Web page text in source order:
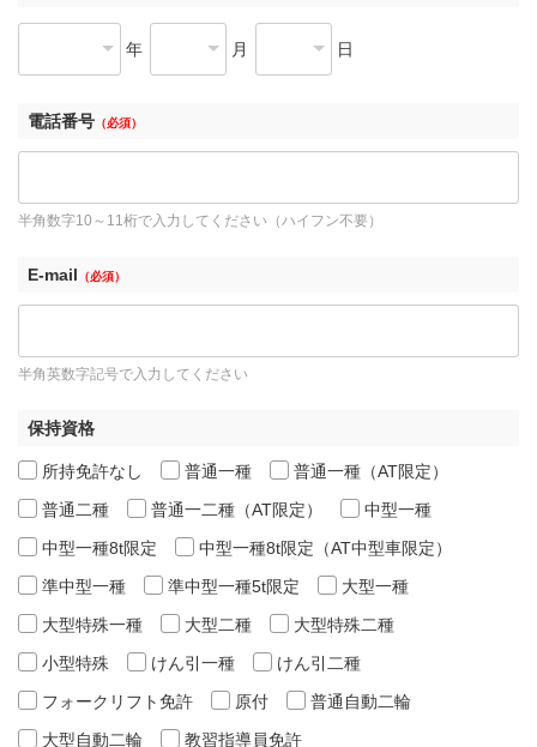
年 月 日
電話番号 （必須）
半角数字10～11桁で入力してください（ハイフン不要）
E-mail （必須）
半角英数字記号で入力してください
保持資格
所持免許なし 普通一種
普通一種（AT限定）
普通二種
普通一二種（AT限定）
中型一種
中型一種8t限定
中型一種8t限定（AT中型車限定）
準中型一種
準中型一種5t限定
大型一種
大型特殊一種
大型二種
大型特殊二種
小型特殊
けん引一種
けん引二種
フォークリフト免許
原付
普通自動二輪
大型自動二輪
教習指導員免許